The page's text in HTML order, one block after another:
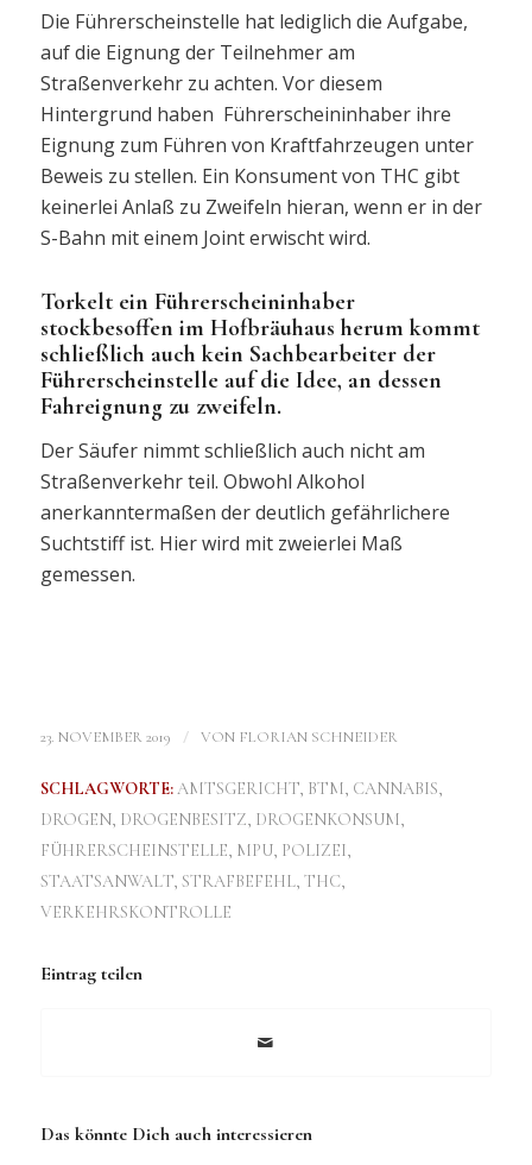
Die Führerscheinstelle hat lediglich die Aufgabe,
auf die Eignung der Teilnehmer am
Straßenverkehr zu achten. Vor diesem
Hintergrund haben Führerscheininhaber ihre
Eignung zum Führen von Kraftfahrzeugen unter
Beweis zu stellen. Ein Konsument von THC gibt
keinerlei Anlaß zu Zweifeln hieran, wenn er in der
S-Bahn mit einem Joint erwischt wird.
Torkelt ein Führerscheininhaber
stockbesoffen im Hofbräuhaus herum kommt
schließlich auch kein Sachbearbeiter der
Führerscheinstelle auf die Idee, an dessen
Fahreignung zu zweifeln.
Der Säufer nimmt schließlich auch nicht am
Straßenverkehr teil. Obwohl Alkohol
anerkanntermaßen der deutlich gefährlichere
Suchtstiff ist. Hier wird mit zweierlei Maß
gemessen.
23. NOVEMBER 2019 / VON FLORIAN SCHNEIDER
SCHLAGWORTE: AMTSGERICHT, BTM, CANNABIS,
DROGEN, DROGENBESITZ, DROGENKONSUM,
FÜHRERSCHEINSTELLE, MPU, POLIZEI,
STAATSANWALT, STRAFBEFEHL, THC,
VERKEHRSKONTROLLE
Eintrag teilen
Das könnte Dich auch interessieren